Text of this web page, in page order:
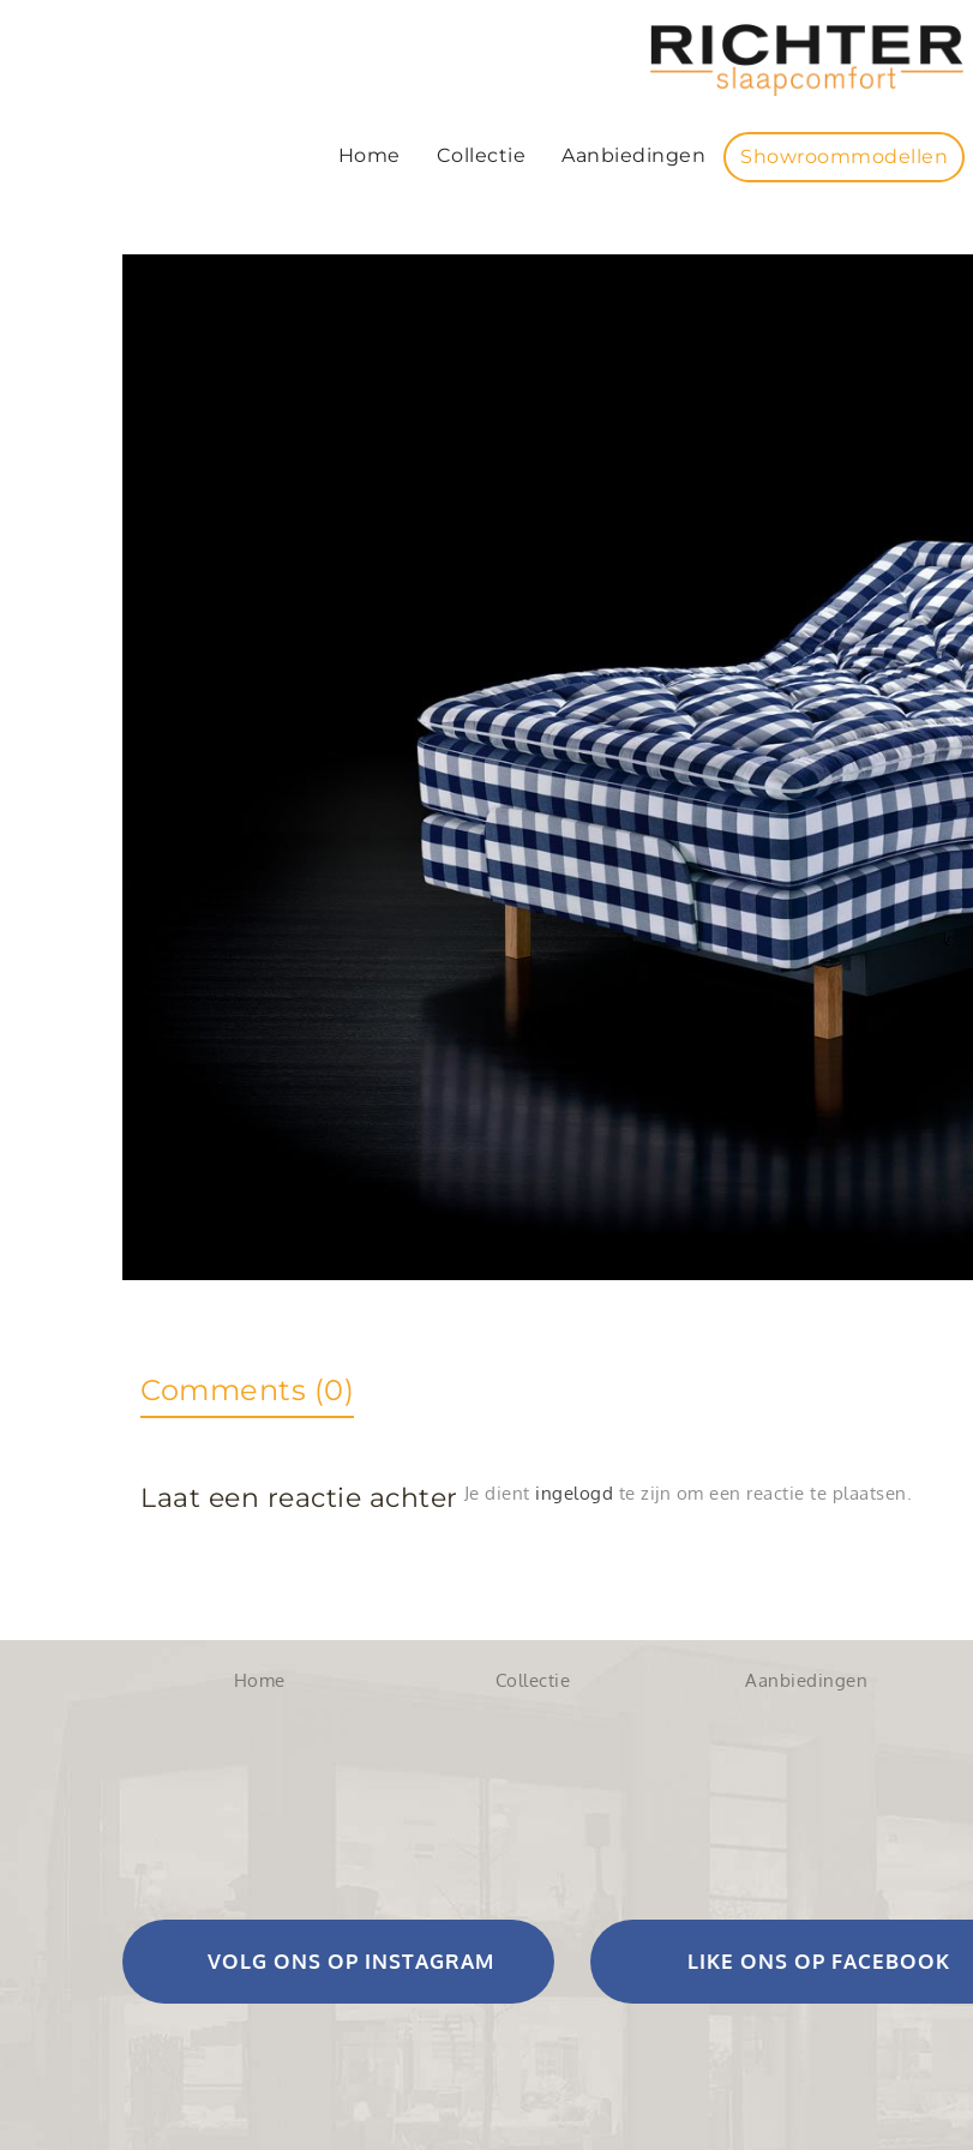
Home Collectie Aanbiedingen Showroommodellen
Comments (0)
Laat een reactie achter Je dient ingelogd te zijn om een reactie te plaatsen.
Home Collectie Aanbiedingen
VOLG ONS OP INSTAGRAM LIKE ONS OP FACEBOOK